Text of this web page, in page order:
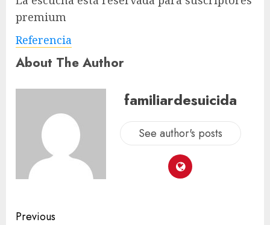
premium
Referencia
About The Author
familiardesuicida
See author's posts
Previous